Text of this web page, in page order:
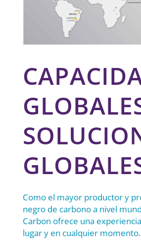
Como el mayor productor y
negro de carbono a nivel
Carbon ofrece una
lugar y en cualquier momento.